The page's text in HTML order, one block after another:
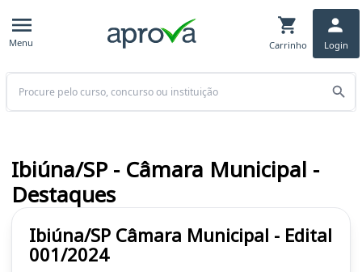
Menu Carrinho Login
Buscar
Ibiúna/SP Câmara Municipal - Edital
001/2024
Ibiúna/SP - Câmara Municipal -
Destaques